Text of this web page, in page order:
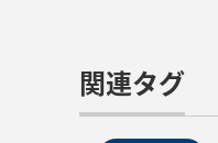
関連タグ